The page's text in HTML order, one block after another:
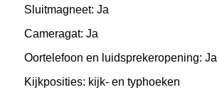
Sluitmagneet: Ja
Cameragat: Ja
Oortelefoon en luidsprekeropening: Ja
Kijkposities: kijk- en typhoeken